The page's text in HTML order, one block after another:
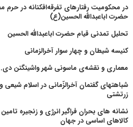
در محکومیت رفتارهای تفرقه‌افکنانه در حرم
حضرت اباعبدالله الحسین(ع)
تحلیل تمدنی قیام حضرت اباعبدالله الحسین
کنیسه شیطان و چهار سوار آخرالزمانی
معماری و نقشه‌ی ماسونی شهر واشينگتن
شباهتهای گفتمان آخر‌الزّمانی در اسلام شیعی و
زرتشتی
نشانه های بحران فراگیر انرژی و زنجیره تامین
کالاهای اساسی در جهان